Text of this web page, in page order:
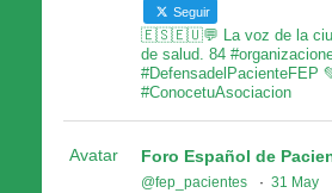
Seguir
🇪🇸🇪🇺💬 La voz de la
de salud. 84
#DefensadelPacienteFEP
#ConocetuAsociacion
Avatar Foro Español de
@fep_pacientes · 31 May